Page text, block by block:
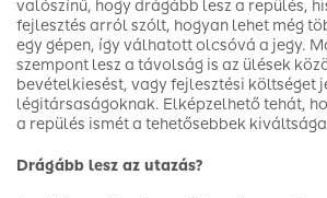
valószínű, hogy drágább lesz a repülés,
fejlesztés arról szólt, hogyan lehet még
egy gépen, így válhatott olcsóvá a jegy.
szempont lesz a távolság is az ülések
bevételkiesést, vagy fejlesztési költséget
légitársaságoknak. Elképzelhető tehát,
a repülés ismét a tehetősebbek
Drágább lesz az utazás?